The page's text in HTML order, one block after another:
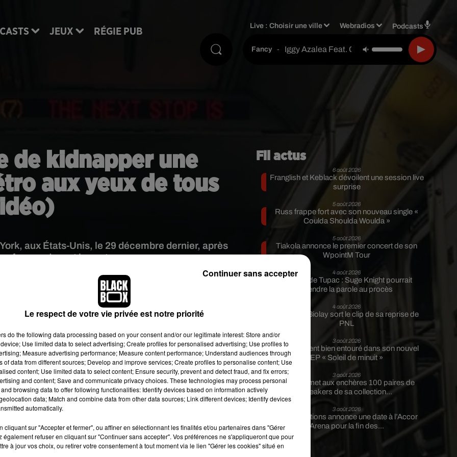
JEUX RÉGIE PUB
Live :Choisir une ville Webradios Podcasts
Fancy - Iggy Azalea Feat. Charli Xcx
de kidnapper une
aux yeux de tous
aux États-Unis, le 29 décembre dernier, après
femme devant les autres voyageurs.
décembre dernier, dans une rame du métro deNew York
Sonny Alloway, a tenté l'impensable : kidnapper une femme
la scène sur son téléphone portable et l'a partagée sur Internet.
fois la jambe et le pied de la victime qui semble s'être endormie
dans le Bronx,l’homme profite alors que les portes s’ouvrent
en dehors de la rame. Il la pose ensuite sur un banc sur le quai
finalement à s’extirper et retourne dans le métro. Les témoins
l'agresseur qui prend rapidement la fuite.
Fil actus
6 août 2026
Franglish et Keblack dévoilent une session live
surprise
5 août 2026
Russ frappe fort avec son nouveau single «
Coulda Shoulda Woulda »
5 août 2026
Tiakola annonce le premier concert de son
WpointM Tour
4 août 2026
Meurtre de Tupac : Suge Knight pourrait
prendre la parole au procès
4 août 2026
Benjamin Biolay sort le clip de sa reprise de
PNL
3 août 2026
Rim’K revient bien entouré dans son nouvel
EP « Soleil de minuit »
3 août 2026
Eminem met aux enchères 100 paires de
sneakers de sa collection...
3 août 2026
Lena Situations annonce une date à l’Accor
Arena pour la fin des...
Le respect de votre vie privée est notre priorité
do the following data processing based on your consent and/or our legitimate interest: Store and/or
Use limited data to select advertising; Create profiles for personalised advertising; Use profiles to
Measure advertising performance; Measure content performance; Understand audiences through
of data from different sources; Develop and improve services; Create profiles to personalise content; Use
content; Use limited data to select content; Ensure security, prevent and detect fraud, and fix errors;
and content; Save and communicate privacy choices. These technologies may process personal
browsing data to offer following functionalities: Identify devices based on information actively
data; Match and combine data from other data sources; Link different devices; Identify devices
automatically.
cliquant sur "Accepter et fermer", ou affiner en sélectionnant les finalités et/ou partenaires dans "Gérer
également refuser en cliquant sur "Continuer sans accepter". Vos préférences ne s'appliqueront que pour
à jour vos choix, ou retirer votre consentement à tout moment via le lien "Gérer les cookies" situé en
Continuer sans accepter